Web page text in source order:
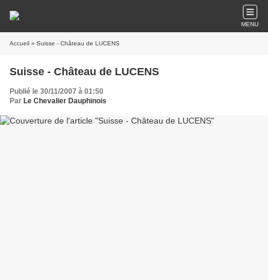
MENU
Accueil » Suisse - Château de LUCENS
Suisse - Château de LUCENS
Publié le 30/11/2007 à 01:50
Par Le Chevalier Dauphinois